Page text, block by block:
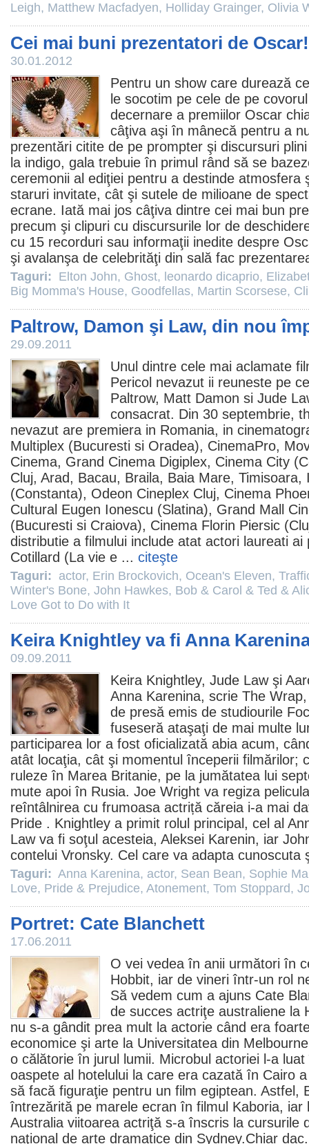
Leigh, Matthew Macfadyen, Holliday Grainger, Olivia
Cei mai buni prezentatori de Oscar!
30.01.2012
Pentru un show care durează
le socotim pe cele de pe
decernare a premiilor Oscar
câţiva aşi în mânecă pentru a
prezentări citite de pe prompter şi discursuri
la indigo, gala trebuie în primul rând să se
ceremonii al ediţiei pentru a destinde atmosfera
staruri invitate, cât şi sutele de milioane de
ecrane. Iată mai jos câţiva dintre cei mai bun
precum şi clipuri cu discursurile lor de
cu 15 recorduri sau informaţii inedite despre
şi avalanşa de celebrităţi din sală fac
Taguri: Elton John, Ghost, leonardo dicaprio,
Big Momma's House, Goodfellas, Martin Scorsese,
Paltrow, Damon şi Law, din nou
29.09.2011
Unul dintre cele mai aclamate
Pericol nevazut ii reuneste pe
Paltrow, Matt Damon si Jude
consacrat. Din 30 septembrie,
nevazut are premiera in Romania, in
Multiplex (Bucuresti si Oradea), CinemaPro,
Cinema, Grand Cinema Digiplex, Cinema City
Cluj, Arad, Bacau, Braila, Baia Mare, Timisoara,
(Constanta), Odeon Cineplex Cluj, Cinema
Cultural Eugen Ionescu (Slatina), Grand Mall
(Bucuresti si Craiova), Cinema Florin Piersic
distributie a filmului include atat actori laureati
Cotillard (La vie e ... citeşte
Taguri: actor, Erin Brockovich, Ocean's Eleven,
Winter's Bone, John Hawkes, Bob & Carol & Ted &
Love Got to Do with It
Keira Knightley va fi Anna
09.09.2011
Keira Knightley, Jude Lawşi
Anna Karenina, scrie The
de presă emis de studiourile
fuseseră ataşaţi de mai multe
participarea lor a fost oficializată abia acum,
atât locaţia, cât şi momentul începerii filmărilor;
ruleze în Marea Britanie, pe la jumătatea lui
mute apoi în Rusia. Joe Wright va regiza
reîntâlnirea cu frumoasa actriță căreia i-a mai
Pride . Knightley a primit rolul principal, cel al
Law va fi soţul acesteia, Aleksei Karenin, iar
contelui Vronsky. Cel care va adapta cunoscuta
Taguri: Anna Karenina, actor, Sean Bean, Sophie
Love, Pride & Prejudice, Atonement, Tom Stoppard,
Portret: Cate Blanchett
17.06.2011
O vei vedea în anii următori în
Hobbit, iar de vineri într-un rol
Să vedem cum a ajuns Cate
de succes actriţe australiene la
nu s-a gândit prea mult la actorie când era
economice şi arte la Universitatea din
o călătorie în jurul lumii. Microbul actoriei l-a
oaspete al hotelului la care era cazată în Cairo
să facă figuraţie pentru un film egiptean. Astfel,
întrezărită pe marele ecran în filmul Kaboria, iar
Australia viitoarea actriţă s-a înscris la cursurile
naţional de arte dramatice din Sydney.Chiar